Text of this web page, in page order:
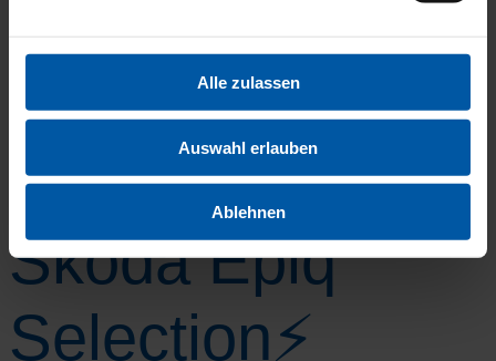
Alle zulassen
Auswahl erlauben
Ablehnen
jetzt anru­fen 24/7 mög­lich
Škoda Epiq
Selection⚡